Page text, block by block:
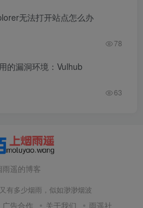
无法打开站点怎么办
78
的漏洞环境：Vulhub
63
雨遥的博客
有多少烟雨，似如渺渺烟波
广告合作 关于我们 雨遥社